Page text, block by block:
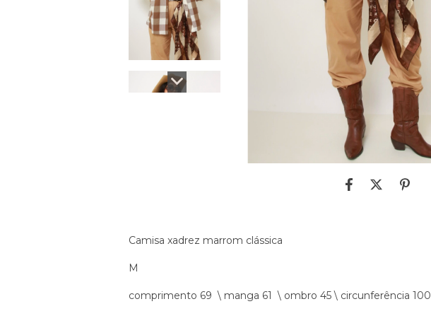
Camisa xadrez marrom clássica
M
comprimento 69 \ manga 61 \ ombro 45 \ circunferência 100